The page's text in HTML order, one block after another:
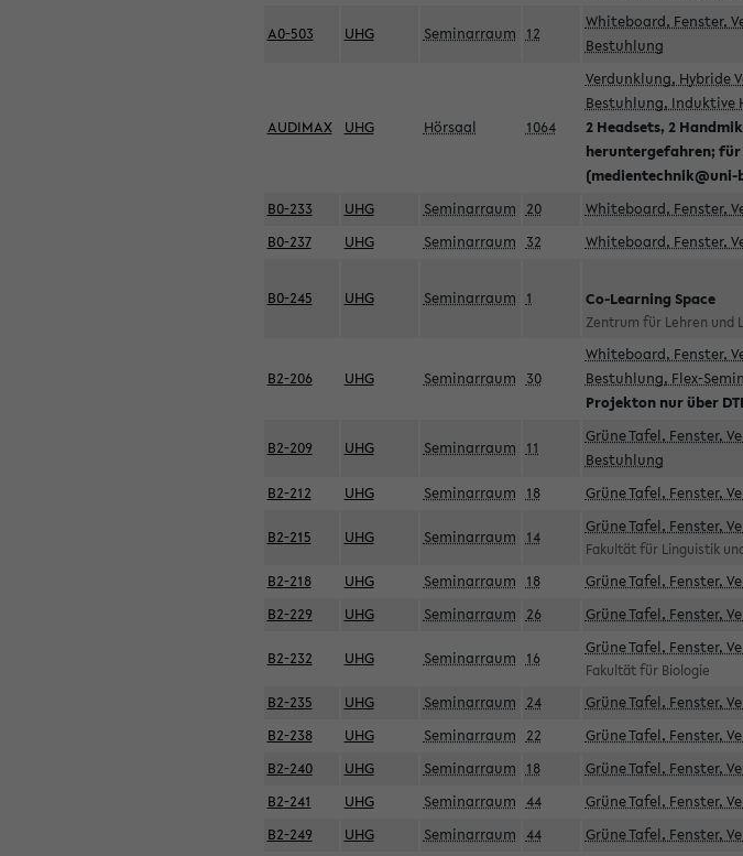
A0-503 UHG Seminarraum 12
Whiteboard, Fenster,
Bestuhlung
AUDIMAX UHG Hörsaal 1064
Verdunklung, Hybride
Bestuhlung, Induktive
2 Headsets, 2
heruntergefahren; für
B0-233 UHG Seminarraum 20 Whiteboard, Fenster,
B0-237
UHG Seminarraum 32 Whiteboard, Fenster,
B0-245 UHG Seminarraum 1 Co-Learning Space
Zentrum für Lehren und
B2-206 UHG Seminarraum 30
Whiteboard, Fenster,
Bestuhlung, Flex-
Projekton nur über
B2-209 UHG Seminarraum 11
Grüne Tafel, Fenster,
Bestuhlung
B2-212 UHG Seminarraum 18 Grüne Tafel, Fenster,
B2-215 UHG Seminarraum 14
Grüne Tafel, Fenster,
Fakultät für Linguistik
B2-218 UHG Seminarraum 18 Grüne Tafel, Fenster,
B2-229
UHG Seminarraum 26 Grüne Tafel, Fenster,
B2-232 UHG Seminarraum 16
Grüne Tafel, Fenster,
Fakultät für Biologie
B2-235 UHG Seminarraum 24 Grüne Tafel, Fenster,
B2-238
UHG Seminarraum 22 Grüne Tafel, Fenster,
B2-240
UHG Seminarraum 18 Grüne Tafel, Fenster,
B2-241
UHG Seminarraum 44 Grüne Tafel, Fenster,
B2-249
UHG Seminarraum 44 Grüne Tafel, Fenster,